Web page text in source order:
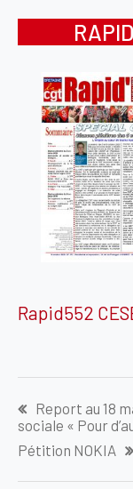
Rapid552
de
l’article
Report au 18
sociale « Pour
Pétition NOKIA